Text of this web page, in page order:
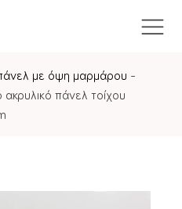
με όψη μαρμάρου -
πάνελ τοίχου